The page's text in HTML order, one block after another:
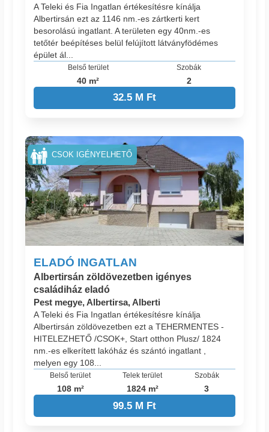
A Teleki és Fia Ingatlan értékesítésre kínálja
Albertirsán ezt az 1146 nm.-es zártkerti kert
besorolású ingatlant. A területen egy 40nm.-es
tetőtér beépítéses belül felújított látványfödémes
épület ál...
Belső terület
40 m²
Szobák
2
32.5 M Ft
ELADÓ INGATLAN
Albertirsán zöldövezetben igényes
családiház eladó
Pest megye, Albertirsa, Alberti
A Teleki és Fia Ingatlan értékesítésre kínálja
Albertirsán zöldövezetben ezt a TEHERMENTES -
HITELEZHETŐ /CSOK+, Start otthon Plusz/ 1824
nm.-es elkerített lakóház és szántó ingatlant ,
melyen egy 108...
Belső terület
108 m²
Telek terület
1824 m²
Szobák
3
99.5 M Ft
CSOK IGÉNYELHETŐ